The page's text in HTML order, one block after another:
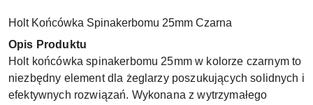
Holt Końcówka Spinakerbomu 25mm Czarna
Opis Produktu
Holt końcówka spinakerbomu 25mm w kolorze czarnym to
niezbędny element dla żeglarzy poszukujących solidnych i
efektywnych rozwiązań. Wykonana z wytrzymałego